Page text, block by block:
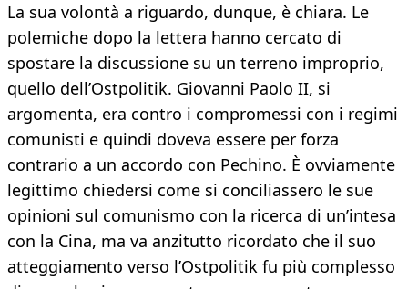
La sua volontà a riguardo, dunque, è chiara. Le
polemiche dopo la lettera hanno cercato di
spostare la discussione su un terreno improprio,
quello dell’Ostpolitik. Giovanni Paolo II, si
argomenta, era contro i compromessi con i regimi
comunisti e quindi doveva essere per forza
contrario a un accordo con Pechino. È ovviamente
legittimo chiedersi come si conciliassero le sue
opinioni sul comunismo con la ricerca di un’intesa
con la Cina, ma va anzitutto ricordato che il suo
atteggiamento verso l’Ostpolitik fu più complesso